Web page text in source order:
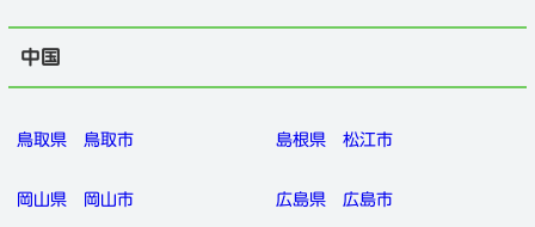
中国
鳥取県 鳥取市 島根県 松江市
岡山県 岡山市 広島県 広島市